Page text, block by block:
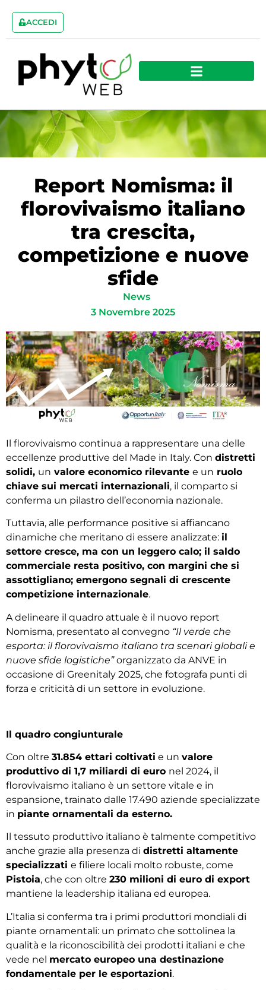
ACCEDI
Report Nomisma: il
florovivaismo italiano
tra crescita,
competizione e nuove
sfide
News
3 Novembre 2025
Il florovivaismo continua a rappresentare una delle
eccellenze produttive del Made in Italy. Con distretti
solidi, un valore economico rilevante e un ruolo
chiave sui mercati internazionali, il comparto si
conferma un pilastro dell’economia nazionale.
Tuttavia, alle performance positive si affiancano
dinamiche che meritano di essere analizzate: il
settore cresce, ma con un leggero calo; il saldo
commerciale resta positivo, con margini che si
assottigliano; emergono segnali di crescente
competizione internazionale.
A delineare il quadro attuale è il nuovo report
Nomisma, presentato al convegno “Il verde che
esporta: il florovivaismo italiano tra scenari globali e
nuove sfide logistiche”organizzato da ANVE in
occasione di Greenitaly 2025, che fotografa punti di
forza e criticità di un settore in evoluzione.
Il quadro congiunturale
Con oltre 31.854 ettari coltivati e un valore
produttivo di 1,7 miliardi di euro nel 2024, il
florovivaismo italiano è un settore vitale e in
espansione, trainato dalle 17.490 aziende specializzate
in piante ornamentali da esterno.
Il tessuto produttivo italiano è talmente competitivo
anche grazie alla presenza di distretti altamente
specializzati e filiere locali molto robuste, come
Pistoia, che con oltre 230 milioni di euro di export
mantiene la leadership italiana ed europea.
L’Italia si conferma tra i primi produttori mondiali di
piante ornamentali: un primato che sottolinea la
qualità e la riconoscibilità dei prodotti italiani e che
vede nel mercato europeo una destinazione
fondamentale per le esportazioni.